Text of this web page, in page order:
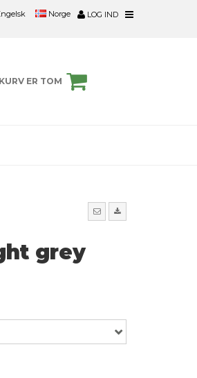
Norge LOG IND
ER TOM
grey